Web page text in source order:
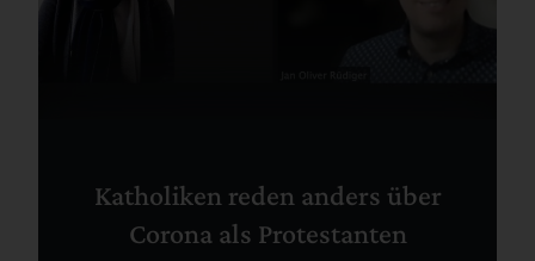
Katholiken reden anders über
Corona als Protestanten